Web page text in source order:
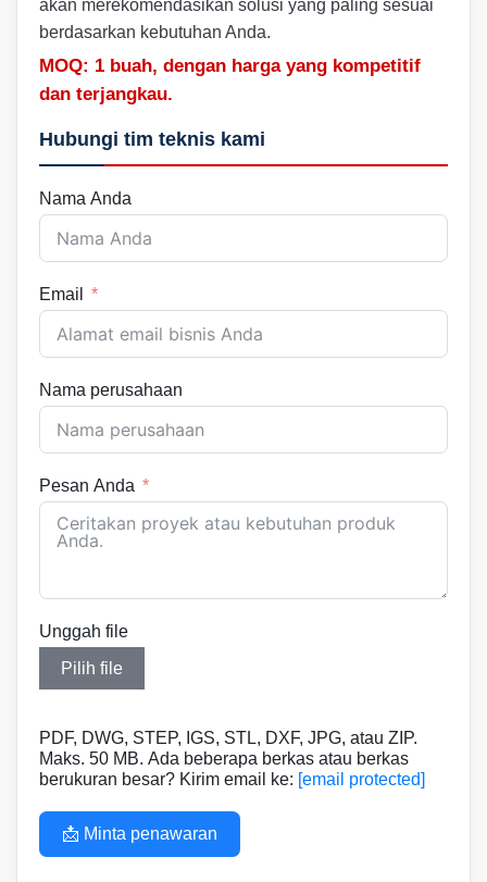
akan merekomendasikan solusi yang paling sesuai
berdasarkan kebutuhan Anda.
MOQ: 1 buah, dengan harga yang kompetitif
dan terjangkau.
Hubungi tim teknis kami
Nama Anda
Email
Nama perusahaan
Pesan Anda
Unggah file
Pilih file
PDF, DWG, STEP, IGS, STL, DXF, JPG, atau ZIP.
Maks. 50 MB. Ada beberapa berkas atau berkas
berukuran besar? Kirim email ke: [email protected]
📩 Minta penawaran